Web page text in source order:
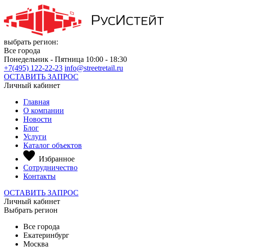
выбрать регион:
Все города
Понедельник - Пятница 10:00 - 18:30
+7(495) 122-22-23 info@streetretail.ru
ОСТАВИТЬ ЗАПРОС
Личный кабинет
Главная
О компании
Новости
Блог
Услуги
Каталог объектов
Избранное
Сотрудничество
Контакты
ОСТАВИТЬ ЗАПРОС
Личный кабинет
Выбрать регион
Все города
Екатеринбург
Москва